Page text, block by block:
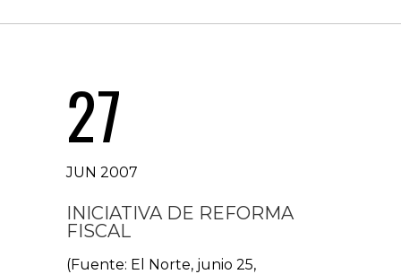
27
JUN 2007
INICIATIVA DE REFORMA
FISCAL
(Fuente: El Norte, junio 25,